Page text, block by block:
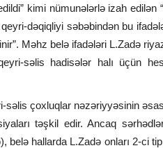
kimi nümunələrlə izah edilən
dəqiqliyi səbəbindən bu
Məhz belə ifadələri L.Zadə
səlis hadisələr halı üçün
səlis çoxluqlar nəzəriyyəsinin
təşkil edir. Ancaq
belə hallarda L.Zadə onları 2-ci